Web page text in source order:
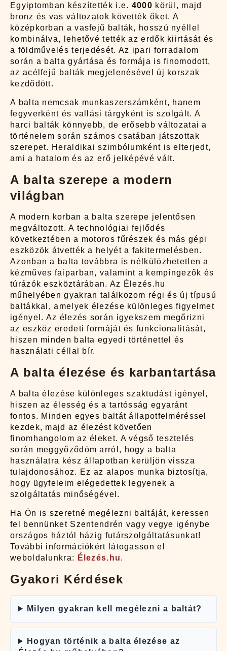
Egyiptomban készítették i.e. 4000 körül, majd
bronz és vas változatok követték őket. A
középkorban a vasfejű balták, hosszú nyéllel
kombinálva, lehetővé tették az erdők kiirtását és
a földművelés terjedését. Az ipari forradalom
során a balta gyártása és formája is finomodott,
az acélfejű balták megjelenésével új korszak
kezdődött.
A balta nemcsak munkaszerszámként, hanem
fegyverként és vallási tárgyként is szolgált. A
harci balták könnyebb, de erősebb változatai a
történelem során számos csatában játszottak
szerepet. Heraldikai szimbólumként is elterjedt,
ami a hatalom és az erő jelképévé vált.
A balta szerepe a modern
világban
A modern korban a balta szerepe jelentősen
megváltozott. A technológiai fejlődés
következtében a motoros fűrészek és más gépi
eszközök átvették a helyét a fakitermelésben.
Azonban a balta továbbra is nélkülözhetetlen a
kézműves faiparban, valamint a kempingezők és
túrázók eszköztárában. Az Élezés.hu
műhelyében gyakran találkozom régi és új típusú
baltákkal, amelyek élezése különleges figyelmet
igényel. Az élezés során igyekszem megőrizni
az eszköz eredeti formáját és funkcionalitását,
hiszen minden balta egyedi történettel és
használati céllal bír.
A balta élezése és karbantartása
A balta élezése különleges szaktudást igényel,
hiszen az élesség és a tartósság egyaránt
fontos. Minden egyes baltát állapotfelméréssel
kezdek, majd az élezést követően
finomhangolom az éleket. A végső tesztelés
során meggyőződöm arról, hogy a balta
használatra kész állapotban kerüljön vissza
tulajdonosához. Ez az alapos munka biztosítja,
hogy ügyfeleim elégedettek legyenek a
szolgáltatás minőségével.
Ha Ön is szeretné megélezni baltáját, keressen
fel bennünket Szentendrén vagy vegye igénybe
országos háztól házig futárszolgáltatásunkat!
További információkért látogasson el
weboldalunkra:
Élezés.hu.
Gyakori Kérdések
Milyen gyakran kell megélezni a baltát?
Hogyan történik a balta élezése az